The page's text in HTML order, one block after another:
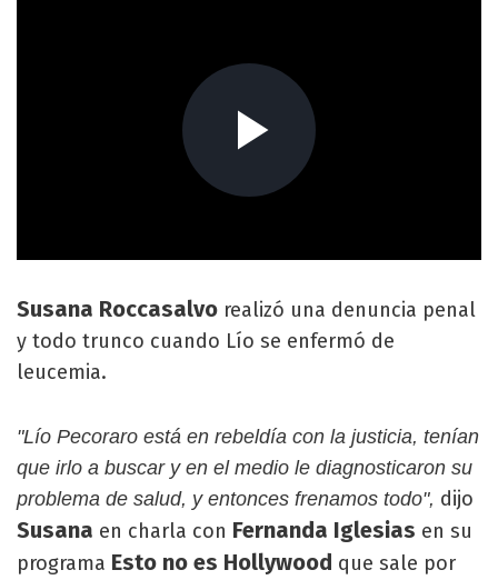
Susana Roccasalvo realizó una denuncia penal
y todo trunco cuando Lío se enfermó de
leucemia.
"Lío Pecoraro está en rebeldía con la justicia, tenían
que irlo a buscar y en el medio le diagnosticaron su
problema de salud, y entonces frenamos todo", dijo
Susana en charla con Fernanda Iglesias en su
programa Esto no es Hollywood que sale por